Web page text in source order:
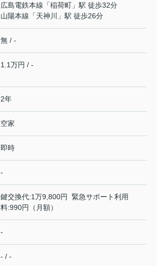
広島電鉄本線 「稲荷町 」駅 徒歩32分
山陽本線 「天神川 」駅 徒歩26分
無 / -
1.1万円 / -
2年
空家
即時
-
鍵交換代:1万9,800円 緊急サポート利用
料:990円（月額）
-
- / -